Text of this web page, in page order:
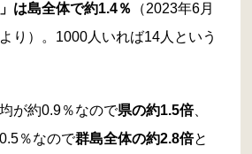
は島全体で約1.4％
（2023年6月
り）。1000人いれば14人という
が約0.9％なので県の約1.5倍、
％なので群島全体の約2.8倍と